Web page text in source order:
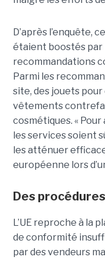
D’après l’enquête,
étaient boostés par
recommandations
Parmi les
site, des jouets
vêtements
cosmétiques. «
les services soient
les atténuer
européenne lors
Des
L’UE reproche à la
de conformité
par des vendeurs